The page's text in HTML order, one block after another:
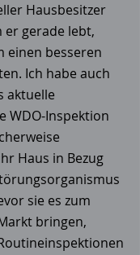
Hausbesitzer
er gerade lebt,
einen besseren
Ich habe auch
aktuelle
WDO-Inspektion
Haus in Bezug
sie es zum
bringen,